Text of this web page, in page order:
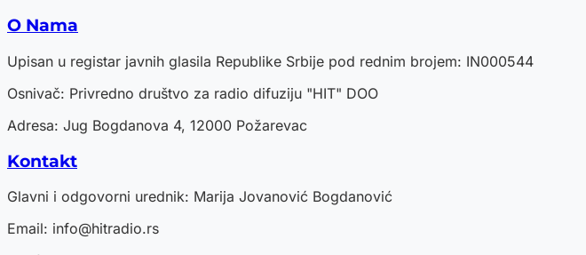
O Nama
Upisan u registar javnih glasila Republike Srbije pod rednim brojem: IN000544
Osnivač: Privredno društvo za radio difuziju "HIT" DOO
Adresa: Jug Bogdanova 4, 12000 Požarevac
Kontakt
Glavni i odgovorni urednik: Marija Jovanović Bogdanović
Email: info@hitradio.rs